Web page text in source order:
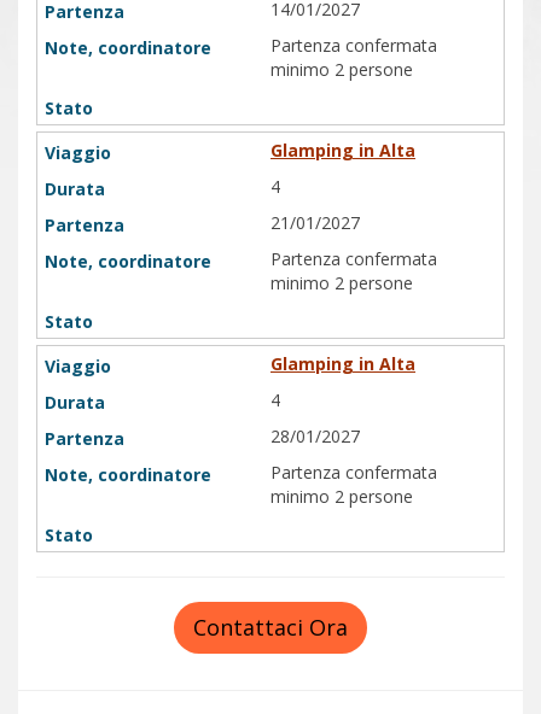
14/01/2027
Partenza confermata
minimo 2 persone
Glamping in Alta
4
21/01/2027
Partenza confermata
minimo 2 persone
Glamping in Alta
4
28/01/2027
Partenza confermata
minimo 2 persone
Contattaci Ora